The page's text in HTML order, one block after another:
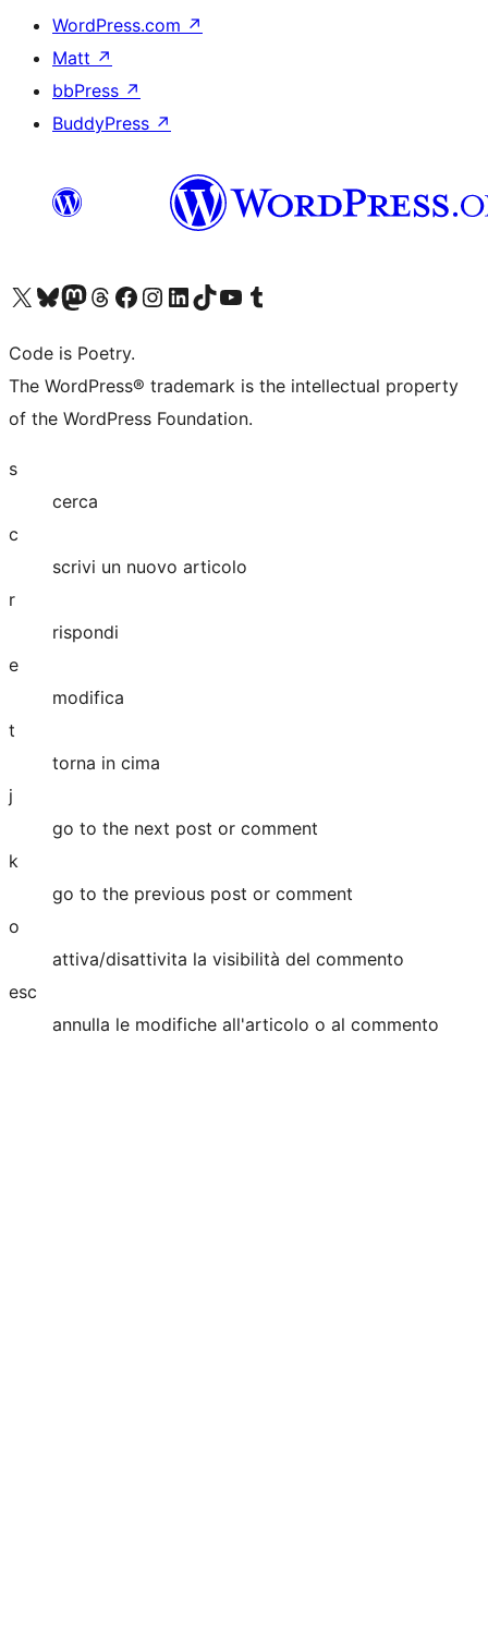
WordPress.com ↗
Matt ↗
bbPress ↗
BuddyPress ↗
Visita il nostro account X (ex Twitter)
Visita il nostro account Bluesky
Visita il nostro account Mastodon
Visita il nostro account Threads
Visita la nostra pagina Facebook
Visita il nostro account Instagram
Visita il nostro account LinkedIn
Visita il nostro account TikTok
Visita il nostro canale YouTube
Visita il nostro account Tumblr
Code is Poetry.
The WordPress® trademark is the intellectual property
of the WordPress Foundation.
s
cerca
c
scrivi un nuovo articolo
r
rispondi
e
modifica
t
torna in cima
j
go to the next post or comment
k
go to the previous post or comment
o
attiva/disattivita la visibilità del commento
esc
annulla le modifiche all'articolo o al commento